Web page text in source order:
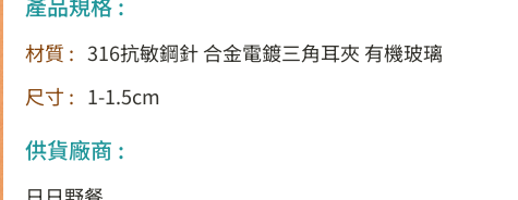
材質 : 316抗敏鋼針 合金電鍍三角耳夾 有機玻璃
尺寸 : 1-1.5cm
供貨廠商 :